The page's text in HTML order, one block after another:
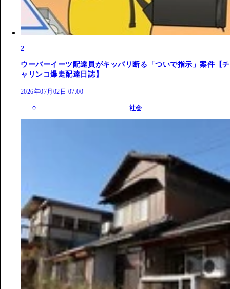
2
ウーバーイーツ配達員がキッパリ断る「ついで指示」案件【チ
ャリンコ爆走配達日誌】
2026年07月02日 07:00
社会